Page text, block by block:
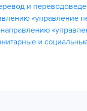
и
«управление
и